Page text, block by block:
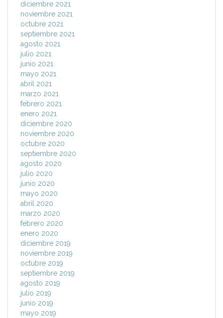
diciembre 2021
noviembre 2021
octubre 2021
septiembre 2021
agosto 2021
julio 2021
junio 2021
mayo 2021
abril 2021
marzo 2021
febrero 2021
enero 2021
diciembre 2020
noviembre 2020
octubre 2020
septiembre 2020
agosto 2020
julio 2020
junio 2020
mayo 2020
abril 2020
marzo 2020
febrero 2020
enero 2020
diciembre 2019
noviembre 2019
octubre 2019
septiembre 2019
agosto 2019
julio 2019
junio 2019
mayo 2019